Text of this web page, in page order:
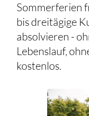
Sommerferien
bis dreitägige
absolvieren -
Lebenslauf,
kostenlos.